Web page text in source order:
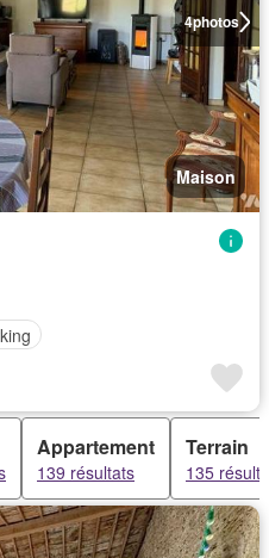
4photos
Maison
Appartement
139 résultats
Terrain
135